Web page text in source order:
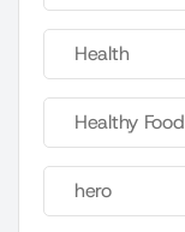
Health
Healthy Food
hero